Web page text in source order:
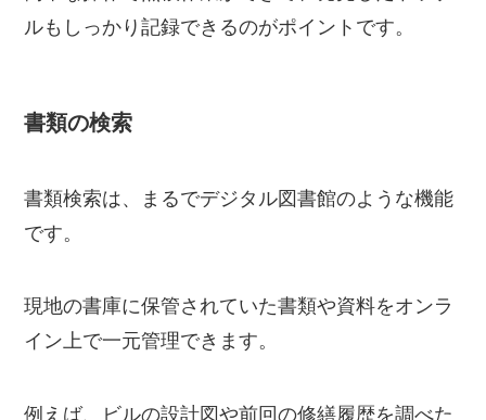
ルもしっかり記録できるのがポイントです。
書類の検索
書類検索は、まるでデジタル図書館のような機能
です。
現地の書庫に保管されていた書類や資料をオンラ
イン上で一元管理できます。
例えば、ビルの設計図や前回の修繕履歴を調べた